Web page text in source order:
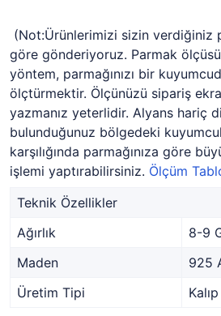
(Not:Ürünlerimizi sizin verdiğiniz
göre gönderiyoruz. Parmak
yöntem, parmağınızı bir
ölçtürmektir. Ölçünüzü sipariş
yazmanız yeterlidir. Alyans hariç
bulunduğunuz bölgedeki
karşılığında parmağınıza göre
işlemi yaptırabilirsiniz. Ölçüm
Teknik Özellikler
Ağırlık
8-9
Maden
925
Üretim Tipi